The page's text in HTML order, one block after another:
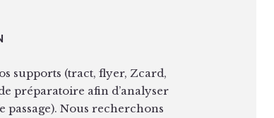
supports (tract, flyer, Zcard,
préparatoire afin d’analyser
passage). Nous recherchons